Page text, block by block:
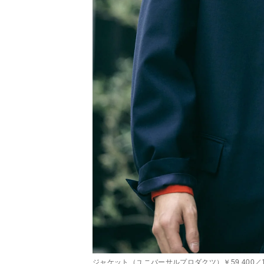
ジャケット（ユニバーサルプロダクツ）￥59,400